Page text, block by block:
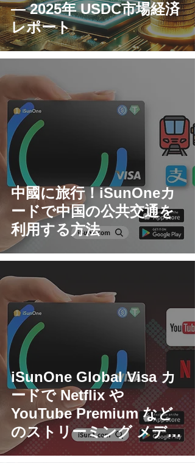
— 2025年 USDC市場経済
レポート
中國に旅行！iSunOneカ
ードで中国の公共交通を
利用する方法
iSunOne Global Visa カ
ードで Netflix や
YouTube Premium など
のストリーミング メディ
アを購読する方法